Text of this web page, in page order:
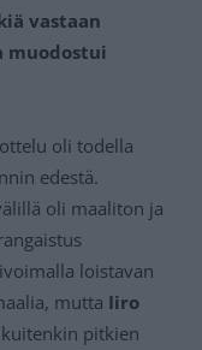
vastaan
muodostui
oli todella
edestä.
oli maaliton ja
loistavan
mutta Iiro
pitkien